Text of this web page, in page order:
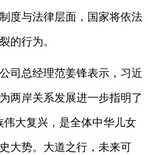
度与法律层面，国家将依法
的行为。
总经理范姜锋表示，习近
两岸关系发展进一步指明了
大复兴，是全体中华儿女
大势。大道之行，未来可